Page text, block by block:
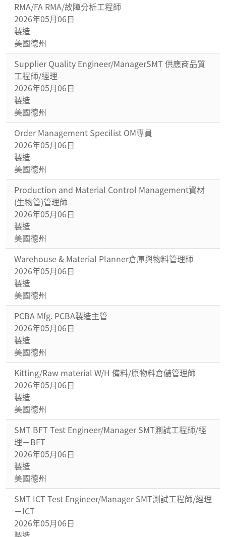
RMA/FA RMA/故障分析工程師
2026年05月06日
製造
美國德州
Supplier Quality Engineer/ManagerSMT 供應商品質
工程師/經理
2026年05月06日
製造
美國德州
Order Management Specilist OM專員
2026年05月06日
製造
美國德州
Production and Material Control Management資材
(生物管)管理師
2026年05月06日
製造
美國德州
Warehouse & Material Planner倉庫與物料管理師
2026年05月06日
製造
美國德州
PCBA Mfg. PCBA製造主管
2026年05月06日
製造
美國德州
Kitting/Raw material W/H 備料/原物料倉儲管理師
2026年05月06日
製造
美國德州
SMT BFT Test Engineer/Manager SMT測試工程師/經
理－BFT
2026年05月06日
製造
美國德州
SMT ICT Test Engineer/Manager SMT測試工程師/經理
－ICT
2026年05月06日